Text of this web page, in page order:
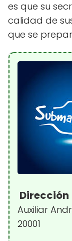
es que su
calidad de
que se
Dirección
Auxiliar
20001